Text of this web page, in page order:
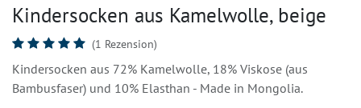
Kindersocken aus Kamelwolle, beige
(1 Rezension)
Kindersocken aus 72% Kamelwolle, 18% Viskose (aus
Bambusfaser) und 10% Elasthan - Made in Mongolia.